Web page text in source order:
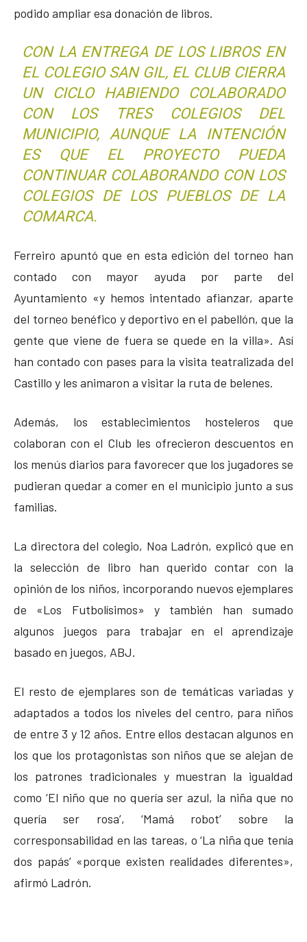
podido ampliar esa donación de libros.
CON LA ENTREGA DE LOS LIBROS EN
EL COLEGIO SAN GIL, EL CLUB CIERRA
UN CICLO HABIENDO COLABORADO
CON LOS TRES COLEGIOS DEL
MUNICIPIO, AUNQUE LA INTENCIÓN
ES QUE EL PROYECTO PUEDA
CONTINUAR COLABORANDO CON LOS
COLEGIOS DE LOS PUEBLOS DE LA
COMARCA.
Ferreiro apuntó que en esta edición del torneo han
contado con mayor ayuda por parte del
Ayuntamiento «y hemos intentado afianzar, aparte
del torneo benéfico y deportivo en el pabellón, que la
gente que viene de fuera se quede en la villa». Así
han contado con pases para la visita teatralizada del
Castillo y les animaron a visitar la ruta de belenes.
Además, los establecimientos hosteleros que
colaboran con el Club les ofrecieron descuentos en
los menús diarios para favorecer que los jugadores se
pudieran quedar a comer en el municipio junto a sus
familias.
La directora del colegio, Noa Ladrón, explicó que en
la selección de libro han querido contar con la
opinión de los niños, incorporando nuevos ejemplares
de «Los Futbolísimos» y también han sumado
algunos juegos para trabajar en el aprendizaje
basado en juegos, ABJ.
El resto de ejemplares son de temáticas variadas y
adaptados a todos los niveles del centro, para niños
de entre 3 y 12 años. Entre ellos destacan algunos en
los que los protagonistas son niños que se alejan de
los patrones tradicionales y muestran la igualdad
como ‘El niño que no quería ser azul, la niña que no
quería ser rosa’, ‘Mamá robot’ sobre la
corresponsabilidad en las tareas, o ‘La niña que tenía
dos papás’ «porque existen realidades diferentes»,
afirmó Ladrón.